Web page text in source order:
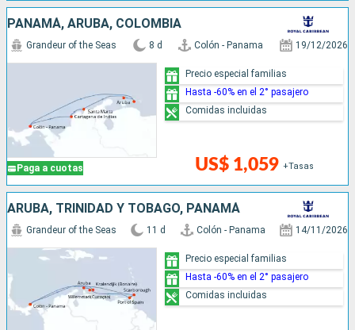
PANAMÁ, ARUBA, COLOMBIA
Paga a cuotas
Grandeur of the Seas 8 d Colón - Panama 19/12/2026
US$ 1,059 +Tasas
Precio especial familias
Hasta -60% en el 2° pasajero
Comidas incluidas
ARUBA, TRINIDAD Y TOBAGO, PANAMÁ
Grandeur of the Seas 11 d Colón - Panama 14/11/2026
Precio especial familias
Hasta -60% en el 2° pasajero
Comidas incluidas